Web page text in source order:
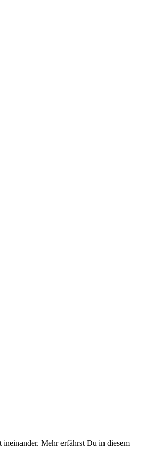
Mehr erfährst Du in diesem